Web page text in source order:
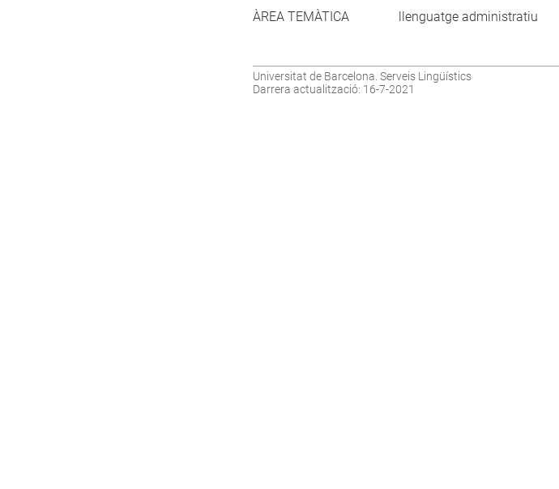
ÀREA TEMÀTICA llenguatge administratiu
Universitat de Barcelona. Serveis Lingüístics
Darrera actualització: 16-7-2021